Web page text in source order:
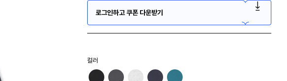
로그인하고 쿠폰 다운받기
컬러